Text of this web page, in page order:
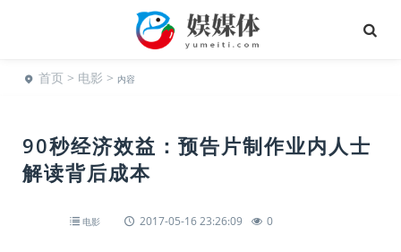
首页 > 电影 > 内容
90秒经济效益：预告片制作业内人士
解读背后成本
电影 2017-05-16 23:26:09 0